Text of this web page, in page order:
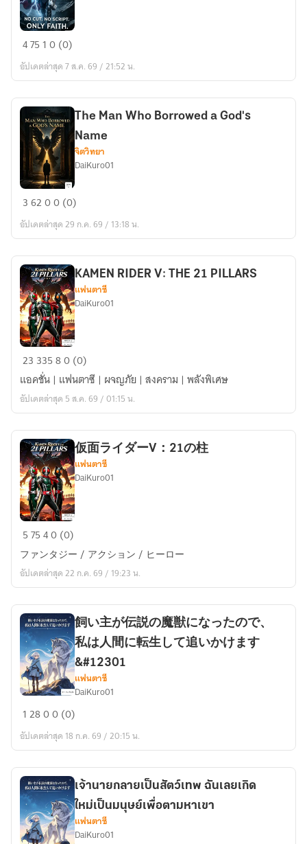
NO
NO
ONLY
FAITH.
475 10 (0)
อัปเดตล่าสุด 7 ส.ค. 69 / 21:52 น.
The
Who
a
God's
Name
The Man Who Borrowed a God's
Name
จิตวิทยา
DaiKuro01
36200 (0)
อัปเดตล่าสุด 29 ก.ค. 69 / 13:18 น.
KAMEN
RIDER
V:
THE
PILLARS
KAMEN RIDER V: THE 21 PILLARS
แฟนตาซี
DaiKuro01
23 33580 (0)
แอคชั่น | แฟนตาซี | ผจญภัย | สงคราม | พลังพิเศษ
อัปเดตล่าสุด 5 ส.ค. 69 / 01:15 น.
仮
ラ
イ
ー
V：
21
の
柱
仮面ライダーV：21の柱
แฟนตาซี
DaiKuro01
57540 (0)
ファンタジー / アクション / ヒーロー
อัปเดตล่าสุด 22 ก.ค. 69 / 19:23 น.
い
主
が
伝
説
の
魔
獣
飼い主が伝説の魔獣になったので、
私は人間に転生して追いかけます
&#12301
แฟนตาซี
DaiKuro01
12800 (0)
อัปเดตล่าสุด 18 ก.ค. 69 / 20:15 น.
เจ้านายกลายเป็นสัตว์เทพ ฉันเลยเกิด
ใหม่เป็นมนุษย์เพื่อตามหาเขา
แฟนตาซี
DaiKuro01